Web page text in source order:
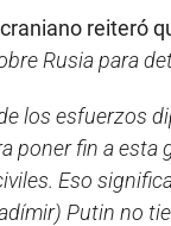
reiteró
Rusia para
los esfuerzos
poner fin a esta
Eso
Putin no